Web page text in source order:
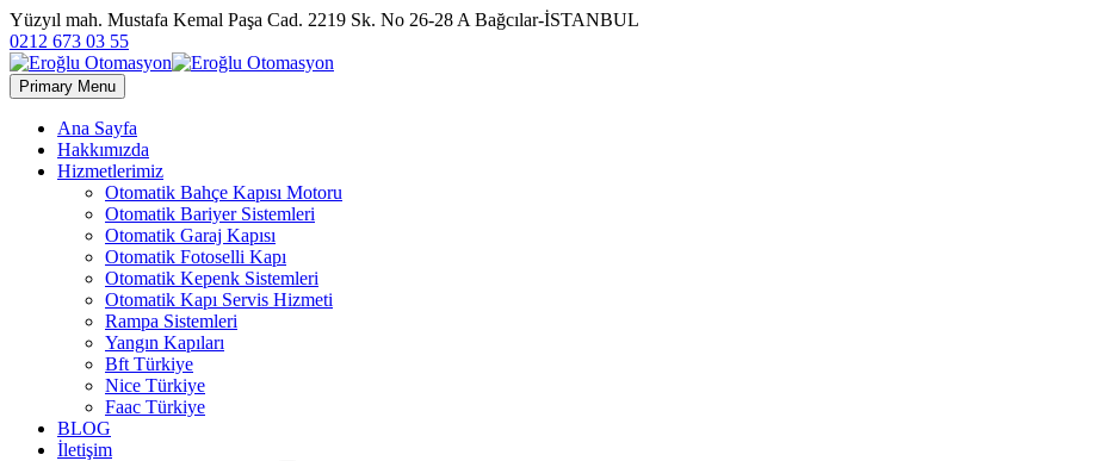
Yüzyıl mah. Mustafa Kemal Paşa Cad. 2219 Sk. No 26-28 A Bağcılar-İSTANBUL
0212 673 03 55
Primary Menu
Ana Sayfa
Hakkımızda
Hizmetlerimiz
Otomatik Bahçe Kapısı Motoru
Otomatik Bariyer Sistemleri
Otomatik Garaj Kapısı
Otomatik Fotoselli Kapı
Otomatik Kepenk Sistemleri
Otomatik Kapı Servis Hizmeti
Rampa Sistemleri
Yangın Kapıları
Bft Türkiye
Nice Türkiye
Faac Türkiye
BLOG
İletişim